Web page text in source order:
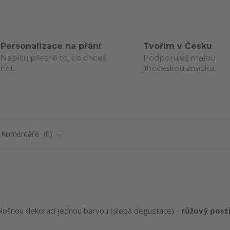
Personalizace na přání
Napíšu přesně to, co chceš
říct.
Tvořím v Česku
Podporuješ malou
jihočeskou značku.
Komentáře 0
dekorací jednou barvou (slepá degustace) - růžový